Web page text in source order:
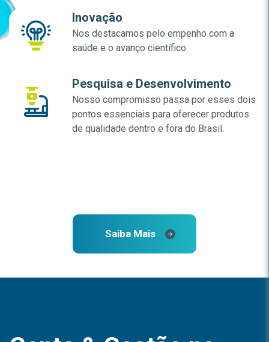
Inovação
Nos destacamos pelo empenho com a
saúde e o avanço científico.
Pesquisa e Desenvolvimento
Nosso compromisso passa por esses dois
pontos essenciais para oferecer produtos
de qualidade dentro e fora do Brasil.
Saiba Mais